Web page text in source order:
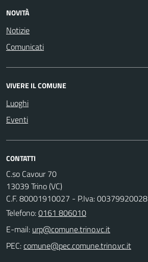
NOVITÀ
Notizie
Comunicati
VIVERE IL COMUNE
Luoghi
Eventi
CONTATTI
C.so Cavour 70
13039 Trino (VC)
C.F. 80001910027 - P.Iva: 00379920028
Telefono:0161 806010
E-mail:
PEC: